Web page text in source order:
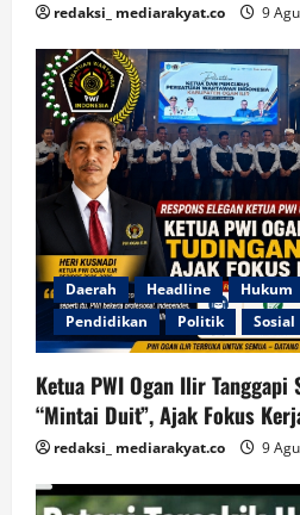
redaksi_ mediarakyat.co 9
Daerah Headline Hukum
Pendidikan
Politik Sosial
Ketua PWI Ogan Ilir Tanggapi
“Mintai Duit”, Ajak Fokus
redaksi_ mediarakyat.co 9